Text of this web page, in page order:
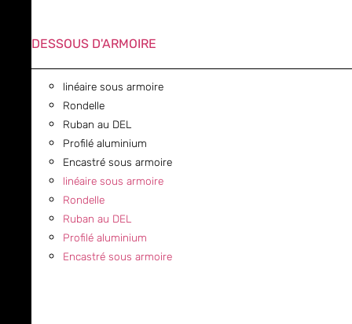
DESSOUS D'ARMOIRE
linéaire sous armoire
Rondelle
Ruban au DEL
Profilé aluminium
Encastré sous armoire
linéaire sous armoire
Rondelle
Ruban au DEL
Profilé aluminium
Encastré sous armoire